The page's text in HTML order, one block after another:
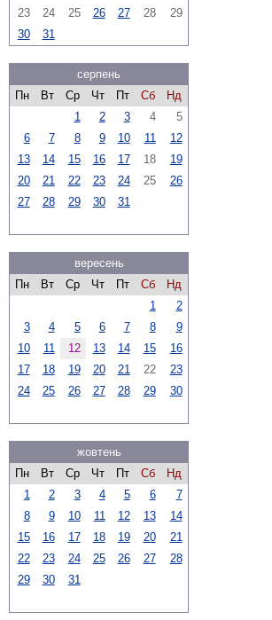
23
24 25 26 27 28
29
30
31
серпень
Пн
Вт Ср Чт Пт Сб
Нд
1
2 3 4
5
6
7 8 9 10 11
12
13
14 15 16 17 18
19
20
21 22 23 24 25
26
27
28 29 30 31
вересень
Пн
Вт Ср Чт Пт Сб
Нд
1
2
3
4 5 6 7 8
9
10
11 12 13 14 15
16
17
18 19 20 21 22
23
24
25 26 27 28 29 30
жовтень
Пн
Вт Ср Чт Пт Сб
Нд
1
2 3 4 5 6
7
8
9 10 11 12 13
14
15
16 17 18 19 20
21
22
23 24 25 26 27
28
29
30 31